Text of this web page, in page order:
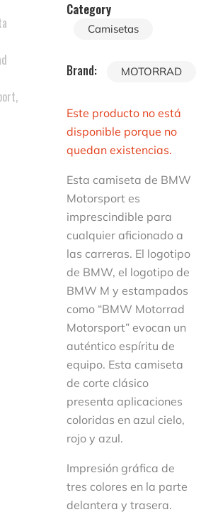
Category
Camisetas
Brand: MOTORRAD
Este producto no está
disponible porque no
quedan existencias.
Esta camiseta de BMW
Motorsport es
imprescindible para
cualquier aficionado a
las carreras. El logotipo
de BMW, el logotipo de
BMW M y estampados
como “BMW Motorrad
Motorsport” evocan un
auténtico espíritu de
equipo. Esta camiseta
de corte clásico
presenta aplicaciones
coloridas en azul cielo,
rojo y azul.
Impresión gráfica de
tres colores en la parte
delantera y trasera.